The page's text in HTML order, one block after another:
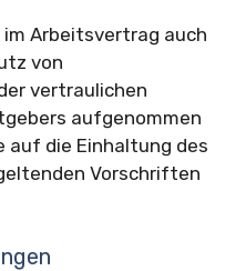
Arbeitsvertrag auch
von
vertraulichen
aufgenommen
auf die Einhaltung des
Vorschriften